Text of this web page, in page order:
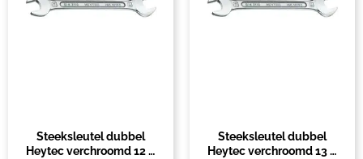
Steeksleutel dubbel
Heytec verchroomd 12 &
Steeksleutel dubbel
Heytec verchroomd 13 &